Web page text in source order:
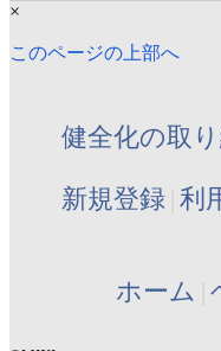
×
このページの上部へ
健全化の取
新規登録 利
ホーム